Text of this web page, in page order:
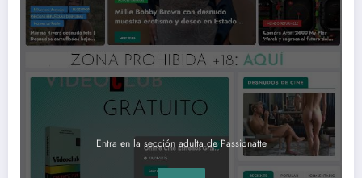
Entra en la sección adulta de Passionatte